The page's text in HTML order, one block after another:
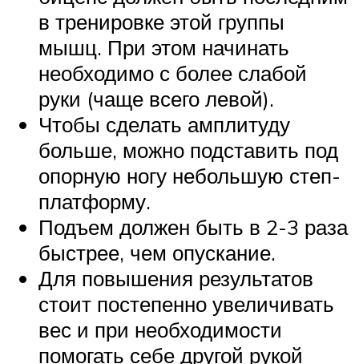
в тренировке этой группы
мышц. При этом начинать
необходимо с более слабой
руки (чаще всего левой).
Чтобы сделать амплитуду
больше, можно подставить под
опорную ногу небольшую степ-
платформу.
Подъем должен быть в 2-3 раза
быстрее, чем опускание.
Для повышения результатов
стоит постепенно увеличивать
вес и при необходимости
помогать себе другой рукой